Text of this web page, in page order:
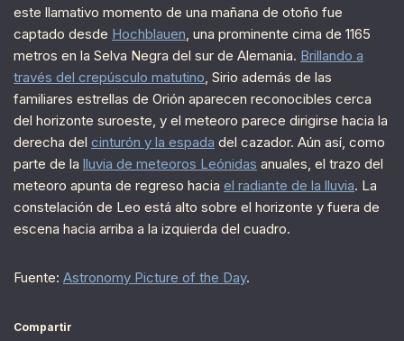
este llamativo momento de una mañana de otoño fue
captado desde Hochblauen, una prominente cima de 1165
metros en la Selva Negra del sur de Alemania. Brillando a
través del crepúsculo matutino, Sirio además de las
familiares estrellas de Orión aparecen reconocibles cerca
del horizonte suroeste, y el meteoro parece dirigirse hacia la
derecha del cinturón y la espada del cazador. Aún así, como
parte de la lluvia de meteoros Leónidas anuales, el trazo del
meteoro apunta de regreso hacia el radiante de la lluvia. La
constelación de Leo está alto sobre el horizonte y fuera de
escena hacia arriba a la izquierda del cuadro.
Fuente: Astronomy Picture of the Day.
Compartir